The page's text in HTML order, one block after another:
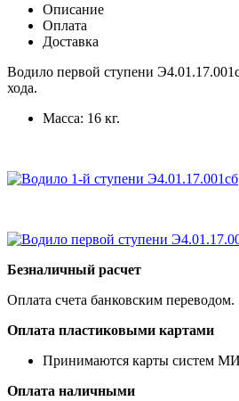
Описание
Оплата
Доставка
Водило первой ступени
хода.
Масса: 16 кг.
Безналичный расчет
Оплата счета банковским переводом.
Оплата пластиковыми картами
Принимаются карты систем
Оплата наличными